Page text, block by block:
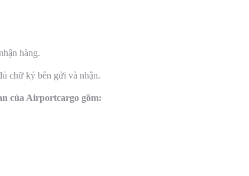
hàng.
chữ ký bên gửi và nhận.
của Airportcargo gồm: